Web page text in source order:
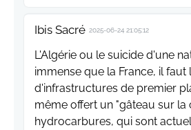
Ibis Sacré 2025-06-24 21:05:12
L'Algérie ou le suicide d'une
immense que la France, il faut
d'infrastructures de premier
même offert un "gâteau sur la
hydrocarbures, qui sont